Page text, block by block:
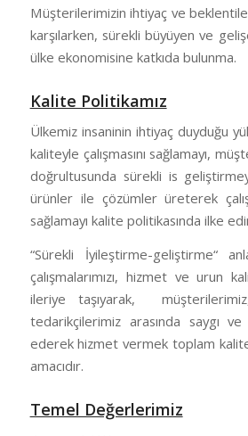
Müşterilerimizin ihtiyaç ve
karşılarken, sürekli büyüyen ve
ülke ekonomisine katkıda bulunma.
Kalite Politikamız
Ülkemiz insaninin ihtiyaç duyduğu
kaliteyle çalışmasını sağlamayı,
doğrultusunda sürekli is
ürünler ile çözümler üreterek
sağlamayı kalite politikasında ilke
“Sürekli İyileştirme-geliştirme“
çalışmalarımızı, hizmet ve urun
ileriye taşıyarak, müşterilerimiz,
tedarikçilerimiz arasında saygı
ederek hizmet vermek toplam
amacıdır.
Temel Değerlerimiz